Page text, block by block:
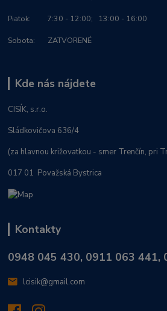
Piatok: 7:30 - 12:00; 13:00 - 16:00
Sobota: ZATVORENÉ
Kde nás nájdete
CISÍK, s.r.o.
Sládkovičova 636/4
(za hlavnou križovatkou - smer Trenčín, pri
017 01 Považská Bystrica
Kontakty
0948 045 430, 0911 063 441,
lcisik@gmail.com